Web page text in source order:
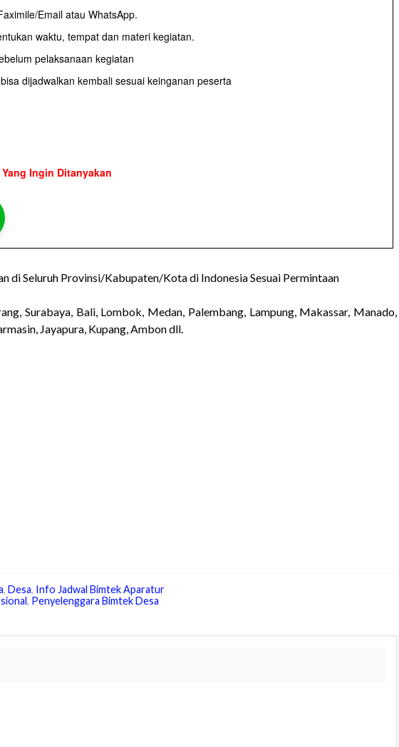
Email atau WhatsApp.
waktu, tempat dan materi kegiatan.
pelaksanaan kegiatan
dijadwalkan kembali sesuai keinganan peserta
Ingin Ditanyakan
di Seluruh Provinsi/Kabupaten/Kota di Indonesia Sesuai Permintaan
Surabaya, Bali, Lombok, Medan, Palembang, Lampung, Makassar, Manado,
Jayapura, Kupang, Ambon dll.
, Desa, Info Jadwal Bimtek Aparatur
, Penyelenggara Bimtek Desa